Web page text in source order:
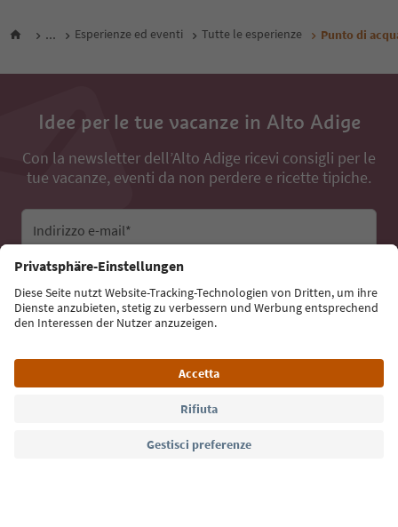
... Esperienze ed eventi Tutte le esperienze Punto di
Idee per le tue vacanze in Alto Adige
Con la newsletter dell’Alto Adige ricevi consigli per le
tue vacanze, eventi da non perdere e ricette tipiche.
Indirizzo e-mail*
Iscriviti alla newsletter